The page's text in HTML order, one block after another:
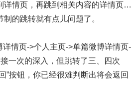
详情页，再跳到相关内容的详情页…
的跳转就有点儿问题了。
详情页->个人主页->单篇微博详情页-
一次的深入，但跳转了三、四次
”按钮，你已经很难判断出将会返回